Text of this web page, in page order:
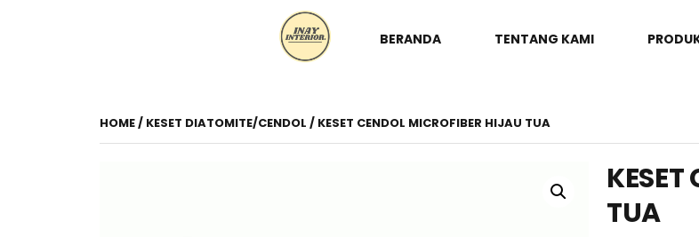
BERANDA TENTANG KAMI
HOME/ KESET DIATOMITE/CENDOL / KESET CENDOL MICROFIBER HIJAU TUA
TUA